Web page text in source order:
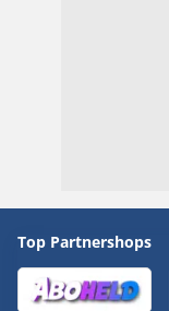
Top Partnershops